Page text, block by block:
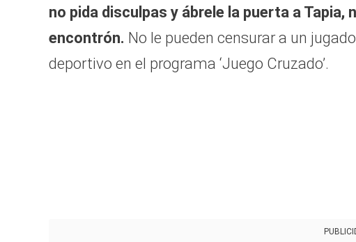
no pida disculpas y ábrele la puerta a Tapia,
encontrón. No le pueden censurar a un
deportivo en el programa ‘Juego Cruzado’.